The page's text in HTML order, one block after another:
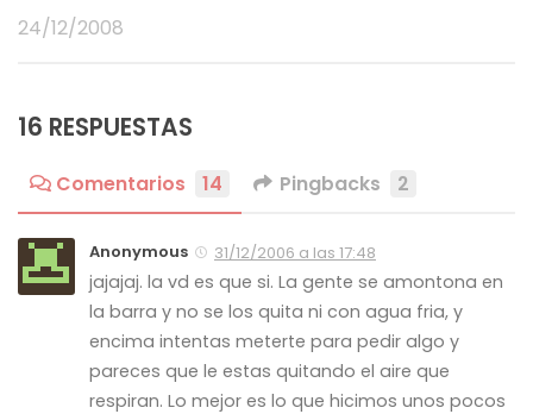
24/12/2008
16 RESPUESTAS
Comentarios 14 Pingbacks 2
Anonymous 31/12/2006 a las 17:48
jajajaj. la vd es que si. La gente se amontona en
la barra y no se los quita ni con agua fria, y
encima intentas meterte para pedir algo y
pareces que le estas quitando el aire que
respiran. Lo mejor es lo que hicimos unos pocos